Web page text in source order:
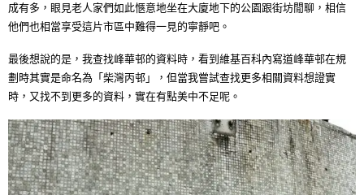
成有多，眼見老人家們如此愜意地坐在大廈地下的公園跟街坊閒聊，相信
他們也相當享受這片市區中難得一見的寧靜吧。
最後想說的是，我查找峰華邨的資料時，看到維基百科內寫道峰華邨在規
劃時其實是命名為「柴灣丙邨」，但當我嘗試查找更多相關資料想證實
時，又找不到更多的資料，實在有點美中不足呢。